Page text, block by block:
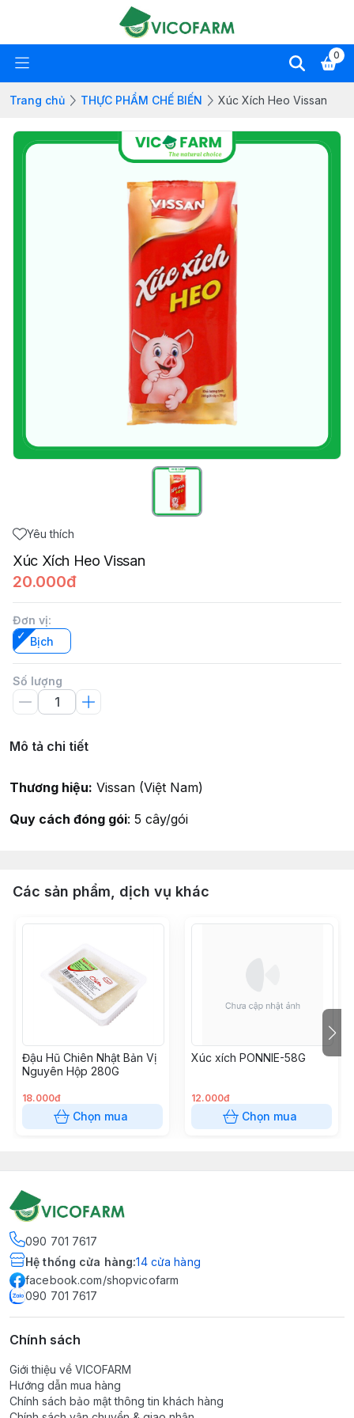
0
Trang chủ THỰC PHẨM CHẾ BIẾN Xúc Xích Heo Vissan
Yêu thích
Xúc Xích Heo Vissan
20.000đ
Đơn vị:
Bịch
Số lượng
Mô tả chi tiết
Thương hiệu: Vissan (Việt Nam)
Quy cách đóng gói: 5 cây/gói
Các sản phẩm, dịch vụ khác
Đậu Hũ Chiên Nhật Bản Vị
Nguyên Hộp 280G
18.000đ
Chọn mua
Xúc xích PONNIE-58G
12.000đ
Chọn mua
090 701 7617
Hệ thống cửa hàng:14 cửa hàng
facebook.com/shopvicofarm
090 701 7617
Chính sách
Giới thiệu về VICOFARM
Hướng dẫn mua hàng
Chính sách bảo mật thông tin khách hàng